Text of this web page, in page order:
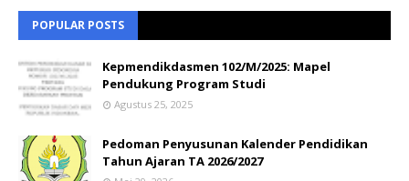
POPULAR POSTS
Kepmendikdasmen 102/M/2025: Mapel
Pendukung Program Studi
Agustus 25, 2025
Pedoman Penyusunan Kalender Pendidikan
Tahun Ajaran TA 2026/2027